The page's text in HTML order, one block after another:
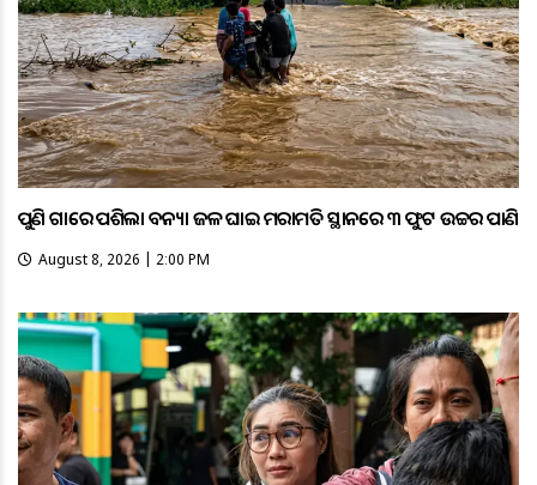
ପୁଣି ଗାଁରେ ପଶିଲା ବନ୍ୟା ଜଳ ଘାଇ ମରାମତି ସ୍ଥାନରେ ୩ ଫୁଟ ଉଚ୍ଚର ପାଣି
August 8, 2026 | 2:00 PM